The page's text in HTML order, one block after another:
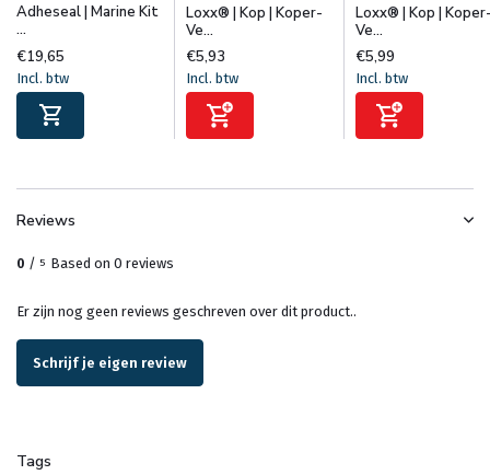
Adheseal | Marine Kit
...
€19,65
Incl. btw
Loxx® | Kop | Koper-
Ve...
€5,93
Incl. btw
Loxx® | Kop |
Ve...
€5,99
Incl. btw
Reviews
0 / 5 Based on 0 reviews
Er zijn nog geen reviews geschreven over dit product..
Schrijf je eigen review
Tags